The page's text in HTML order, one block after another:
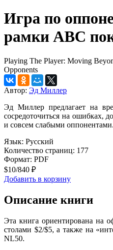
Игра по
рамки ABC
Playing The Player: Moving
Opponents
Автор: Эд Миллер
Эд Миллер предлагает на
сосредоточиться на
и совсем слабыми оппонентами.
Язык: Русский
Количество страниц: 177
Формат: PDF
$10/840 ₽
Добавить в корзину
Описание книги
Эта книга ориентирована на
столами $2/$5, а также на
NL50.